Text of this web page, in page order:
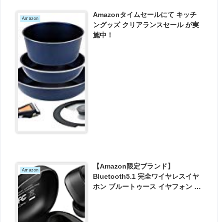
Amazon
Amazonタイムセールにて キッチ
ングッズ クリアランスセール が実
施中！
Amazon
【Amazon限定ブランド】
Bluetooth5.1 完全ワイヤレスイヤ
ホン ブルートゥース イヤフォン 小